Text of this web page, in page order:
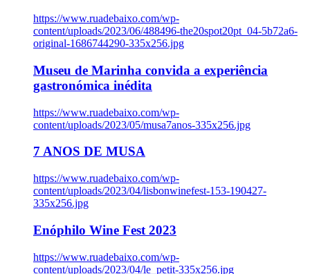
https://www.ruadebaixo.com/wp-
content/uploads/2023/06/488496-the20spot20pt_04-5b72a6-
original-1686744290-335x256.jpg
Museu de Marinha convida a experiência
gastronómica inédita
https://www.ruadebaixo.com/wp-
content/uploads/2023/05/musa7anos-335x256.jpg
7 ANOS DE MUSA
https://www.ruadebaixo.com/wp-
content/uploads/2023/04/lisbonwinefest-153-190427-
335x256.jpg
Enóphilo Wine Fest 2023
https://www.ruadebaixo.com/wp-
content/uploads/2023/04/le_petit-335x256.jpg